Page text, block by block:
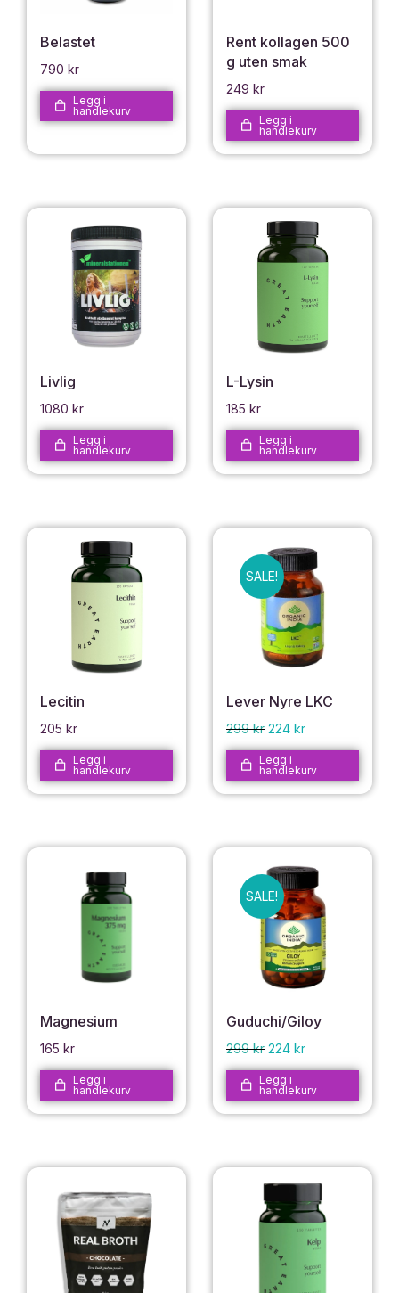
Belastet
790 kr
Legg i
handlekurv
Rent kollagen 500
g uten smak
249 kr
Legg i
handlekurv
Livlig
1080 kr
Legg i
handlekurv
L-Lysin
185 kr
Legg i
handlekurv
Lecitin
205 kr
Legg i
handlekurv
SALE!
Lever Nyre LKC
299kr 224 kr
Legg i
handlekurv
Magnesium
165 kr
Legg i
handlekurv
SALE!
Guduchi/Giloy
299kr 224 kr
Legg i
handlekurv